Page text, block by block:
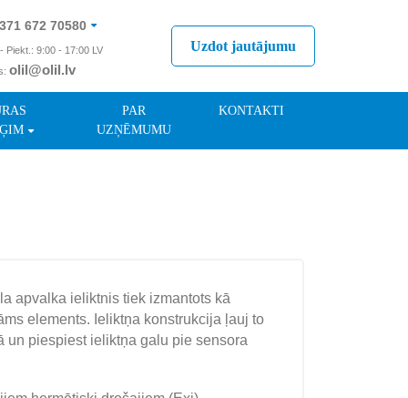
672 70580
Piekt.: 9:00 - 17:00 LV
olil@olil.lv
+371 287 11411
Uzdot jautājumu
PAR
UZŅĒMUMU
KONTAKTI
apvalka ieliktnis tiek izmantots kā
elements. Ieliktņa konstrukcija ļauj to
un piespiest ieliktņa galu pie sensora